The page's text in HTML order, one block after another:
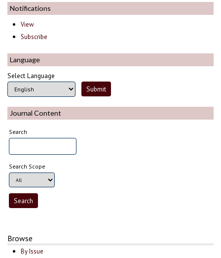
Notifications
View
Subscribe
Language
Select Language
Journal Content
Search
Search Scope
Browse
By Issue